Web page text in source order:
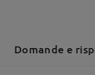
Domande e